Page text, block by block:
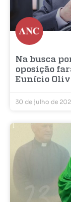
Na busca
oposição
Eunício
30 de julho de